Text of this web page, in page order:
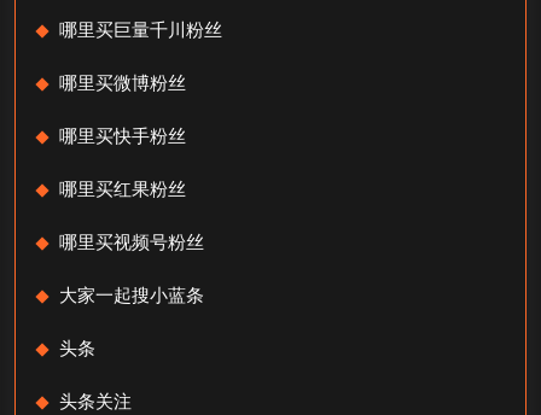
哪里买巨量千川粉丝
哪里买微博粉丝
哪里买快手粉丝
哪里买红果粉丝
哪里买视频号粉丝
大家一起搜小蓝条
头条
头条关注